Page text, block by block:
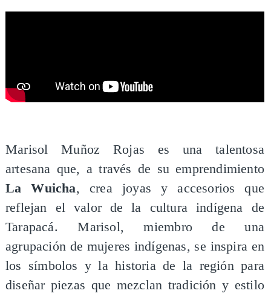
Marisol Muñoz Rojas es una talentosa
artesana que, a través de su emprendimiento
La Wuicha, crea joyas y accesorios que
reflejan el valor de la cultura indígena de
Tarapacá. Marisol, miembro de una
agrupación de mujeres indígenas, se inspira en
los símbolos y la historia de la región para
diseñar piezas que mezclan tradición y estilo